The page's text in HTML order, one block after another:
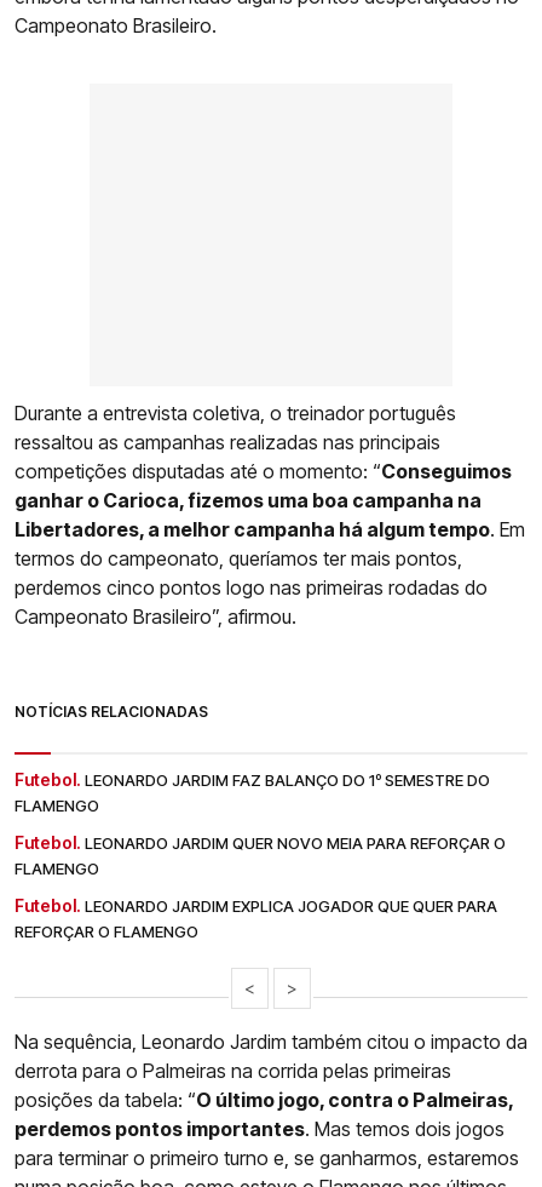
Campeonato Brasileiro.
Durante a entrevista coletiva, o treinador português
ressaltou as campanhas realizadas nas principais
competições disputadas até o momento: “Conseguimos
ganhar o Carioca, fizemos uma boa campanha na
Libertadores, a melhor campanha há algum tempo. Em
termos do campeonato, queríamos ter mais pontos,
perdemos cinco pontos logo nas primeiras rodadas do
Campeonato Brasileiro”, afirmou.
NOTÍCIAS RELACIONADAS
Futebol. LEONARDO JARDIM FAZ BALANÇO DO 1º SEMESTRE DO
FLAMENGO
Futebol. LEONARDO JARDIM QUER NOVO MEIA PARA REFORÇAR O
FLAMENGO
Futebol. LEONARDO JARDIM EXPLICA JOGADOR QUE QUER PARA
REFORÇAR O FLAMENGO
< >
Na sequência, Leonardo Jardim também citou o impacto da
derrota para o Palmeiras na corrida pelas primeiras
posições da tabela: “O último jogo, contra o Palmeiras,
perdemos pontos importantes. Mas temos dois jogos
para terminar o primeiro turno e, se ganharmos, estaremos